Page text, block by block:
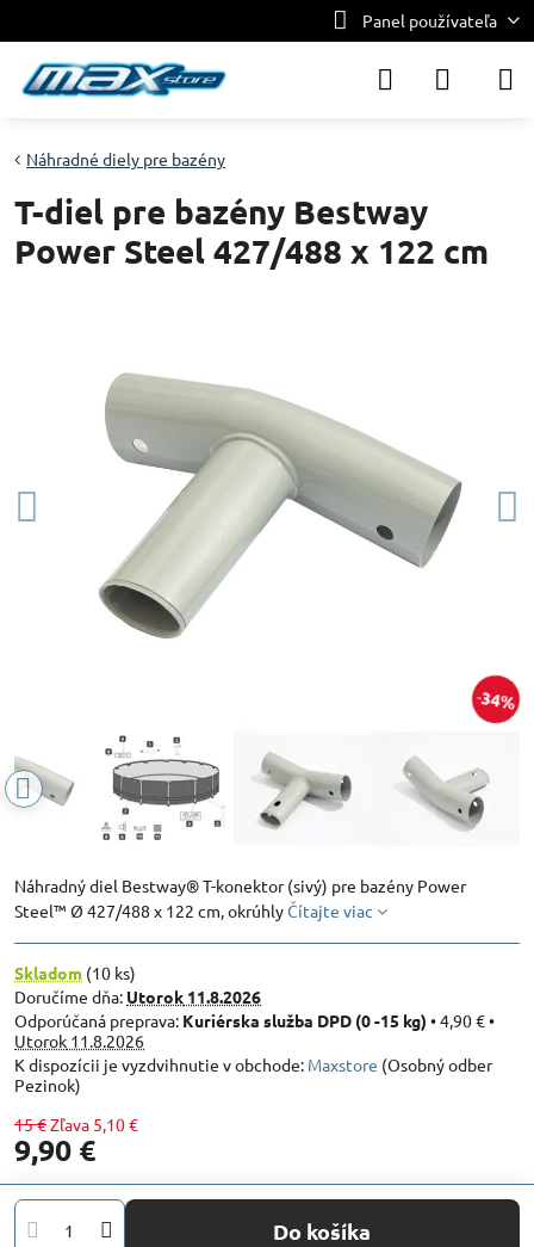
Panel používateľa
34%
Náhradné diely pre bazény
T-diel pre bazény Bestway
Power Steel 427/488 x 122 cm
Náhradný diel Bestway® T-konektor (sivý) pre bazény Power
Steel™ Ø 427/488 x 122 cm, okrúhlyČítajte viac
Skladom (10 ks)
Doručíme dňa: Utorok 11.8.2026
Kuriérska služba DPD (0 -15 kg) •4,90 €•
Utorok 11.8.2026
Maxstore (Osobný odber
Pezinok)
15 €Zľava 5,10 €
9,90 €
Do košíka